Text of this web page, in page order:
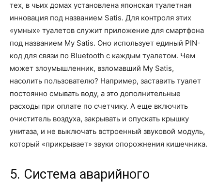
тех, в чьих домах установлена японская туалетная
инновация под названием Satis. Для контроля этих
«умных» туалетов служит приложение для смартфона
под названием My Satis. Оно использует единый PIN-
код для связи по Bluetooth с каждым туалетом. Чем
может злоумышленник, взломавший My Satis,
насолить пользователю? Например, заставить туалет
постоянно смывать воду, а это дополнительные
расходы при оплате по счетчику. А еще включить
очиститель воздуха, закрывать и опускать крышку
унитаза, и не выключать встроенный звуковой модуль,
который «прикрывает» звуки опорожнения кишечника.
5. Система аварийного